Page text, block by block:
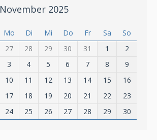
November 2025
Mo Di Mi Do Fr Sa
So
27
28 29 30 31 1
2
3
4 5 6 7 8
9
10
11 12 13 14 15
16
17
18 19 20 21 22
23
24
25 26 27 28 29 30